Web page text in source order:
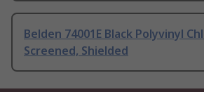
Belden 74001E Black Polyvinyl
Screened, Shielded